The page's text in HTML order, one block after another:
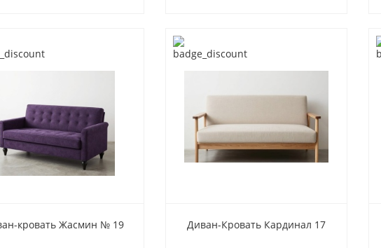
кровать Жасмин № 19 Диван-Кровать Кардинал 17